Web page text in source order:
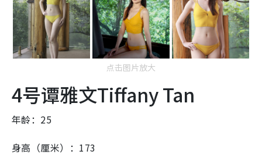
点击图片放大
4号谭雅文Tiffany Tan
年龄：25
身高（厘米）：173